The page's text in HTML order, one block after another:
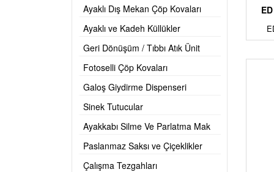
Ayaklı Dış Mekan Çöp Kovaları
Ayaklı ve Kadeh Küllükler
Geri Dönüşüm / Tıbbı Atık Ünit
Fotoselli Çöp Kovaları
Galoş Giydirme Dispenseri
Sinek Tutucular
Ayakkabı Silme Ve Parlatma Mak
Paslanmaz Saksı ve Çiçeklikler
Çalışma Tezgahları